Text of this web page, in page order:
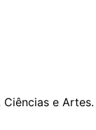
Ciências e Artes.